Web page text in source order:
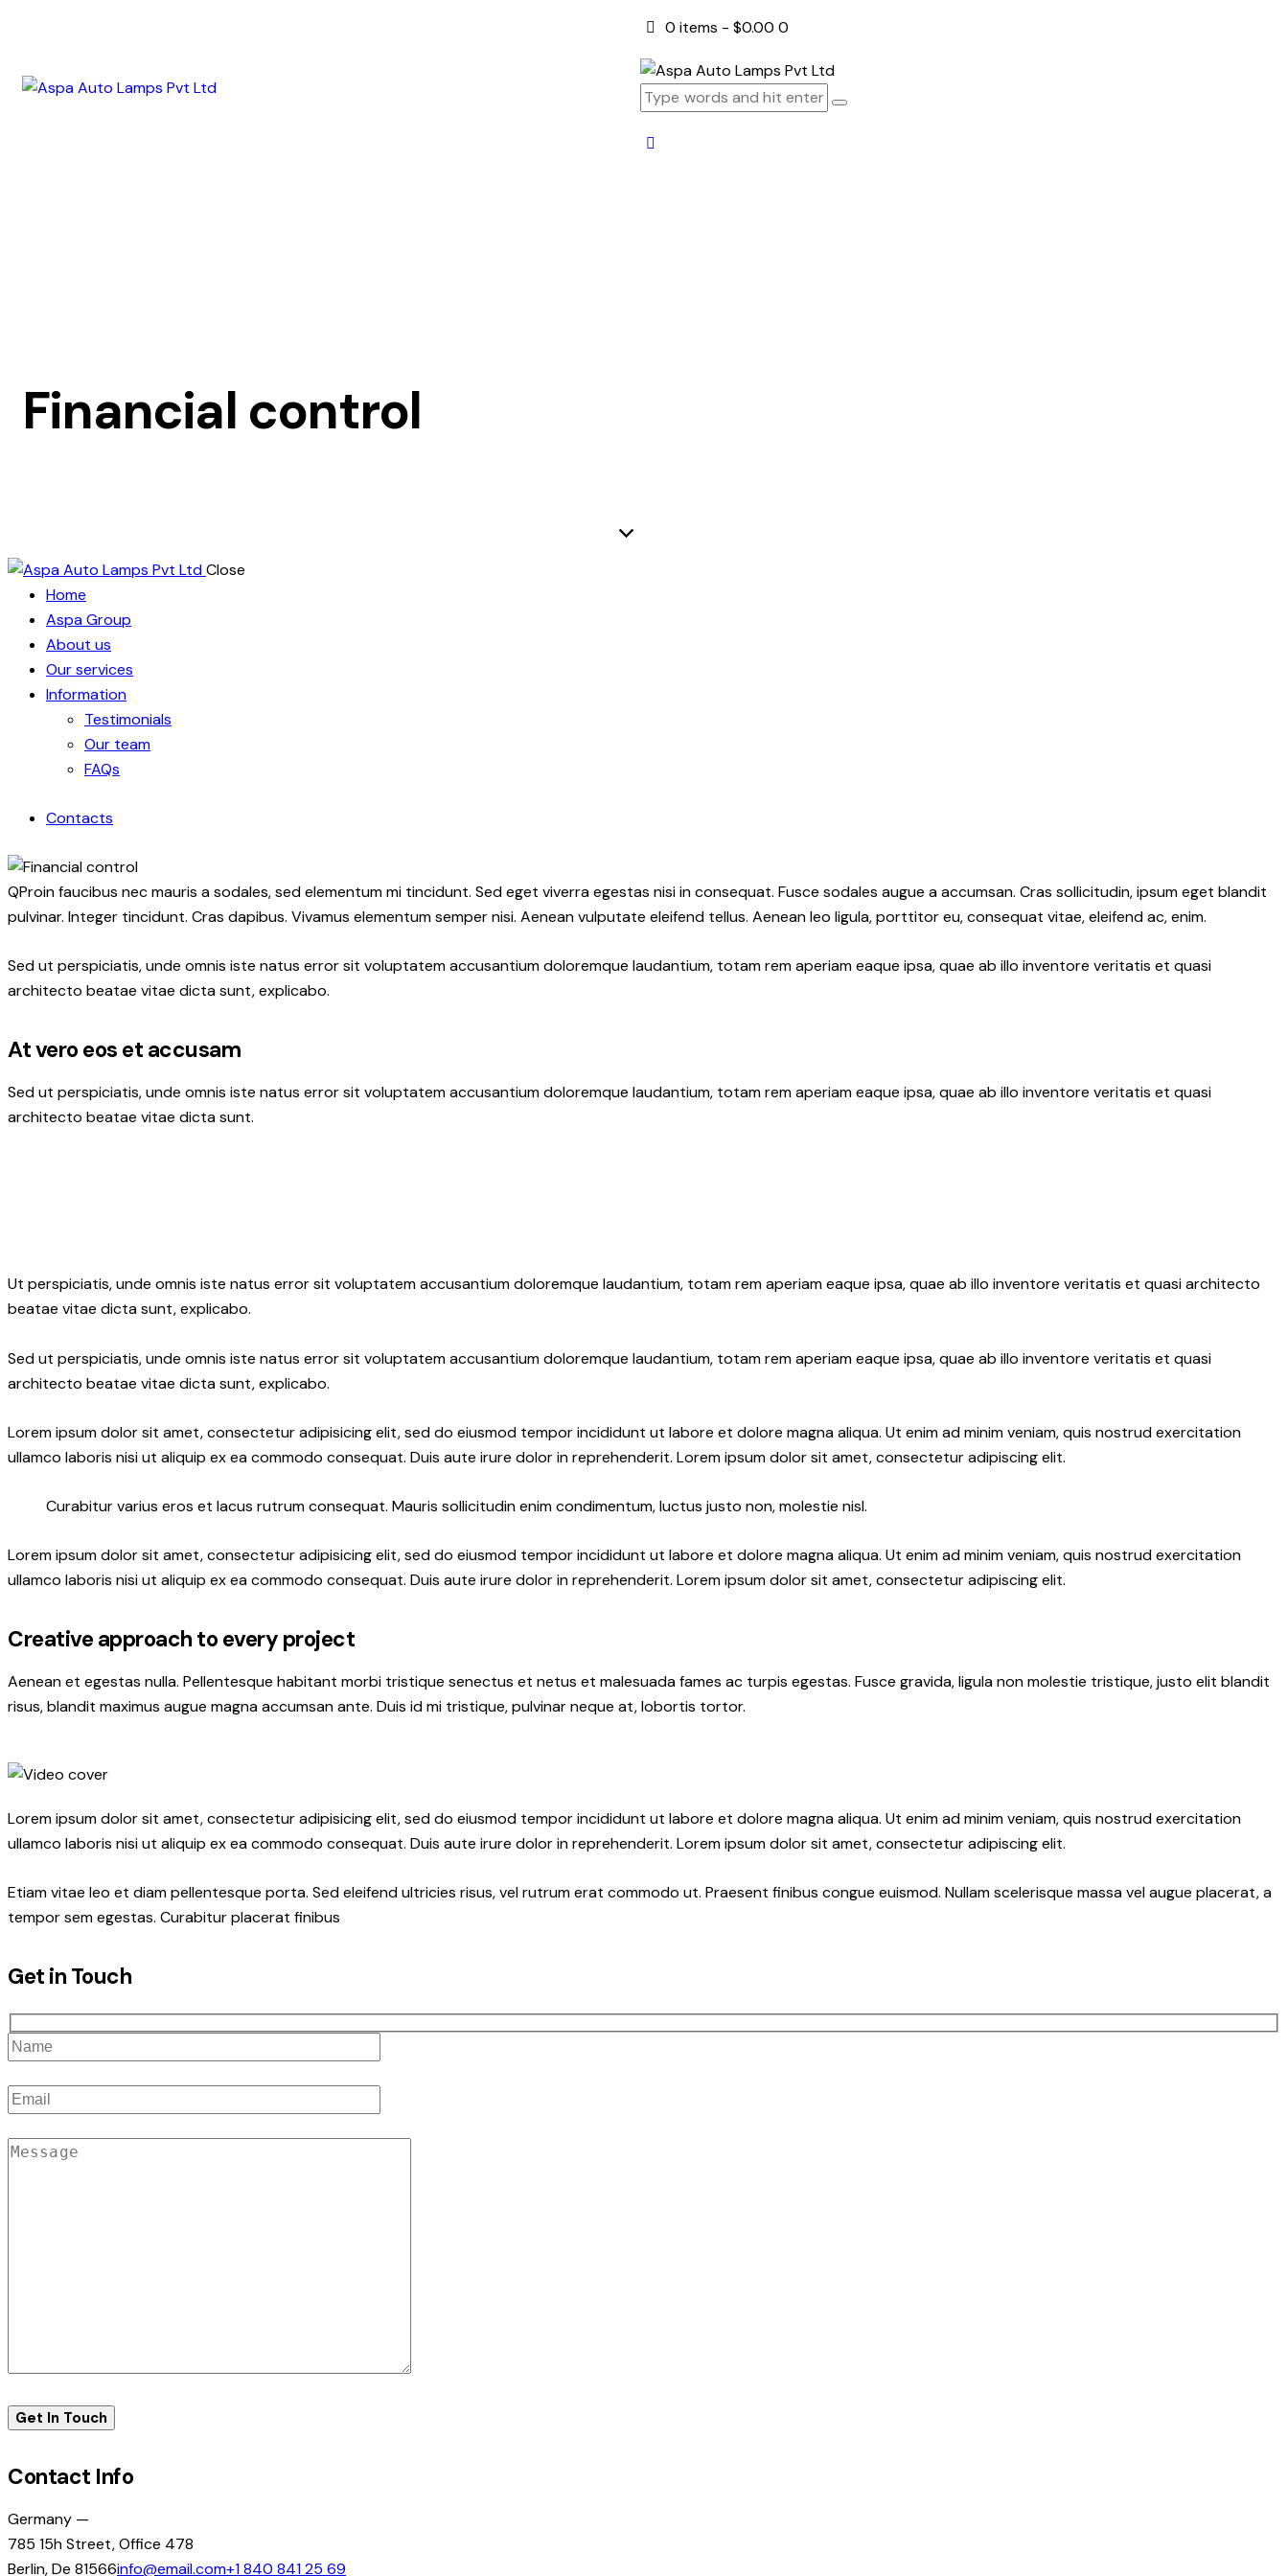
0 items - $0.00 0
Financial control
Close
Home
Aspa Group
About us
Our services
Information
Testimonials
Our team
FAQs
Contacts
QProin faucibus nec mauris a sodales, sed elementum mi tincidunt. Sed eget viverra egestas nisi in consequat. Fusce sodales augue a accumsan. Cras sollicitudin, ipsum eget blandit
pulvinar. Integer tincidunt. Cras dapibus. Vivamus elementum semper nisi. Aenean vulputate eleifend tellus. Aenean leo ligula, porttitor eu, consequat vitae, eleifend ac, enim.
Sed ut perspiciatis, unde omnis iste natus error sit voluptatem accusantium doloremque laudantium, totam rem aperiam eaque ipsa, quae ab illo inventore veritatis et quasi
architecto beatae vitae dicta sunt, explicabo.
At vero eos et accusam
Sed ut perspiciatis, unde omnis iste natus error sit voluptatem accusantium doloremque laudantium, totam rem aperiam eaque ipsa, quae ab illo inventore veritatis et quasi
architecto beatae vitae dicta sunt.
Ut perspiciatis, unde omnis iste natus error sit voluptatem accusantium doloremque laudantium, totam rem aperiam eaque ipsa, quae ab illo inventore veritatis et quasi architecto
beatae vitae dicta sunt, explicabo.
Sed ut perspiciatis, unde omnis iste natus error sit voluptatem accusantium doloremque laudantium, totam rem aperiam eaque ipsa, quae ab illo inventore veritatis et quasi
architecto beatae vitae dicta sunt, explicabo.
Lorem ipsum dolor sit amet, consectetur adipisicing elit, sed do eiusmod tempor incididunt ut labore et dolore magna aliqua. Ut enim ad minim veniam, quis nostrud exercitation
ullamco laboris nisi ut aliquip ex ea commodo consequat. Duis aute irure dolor in reprehenderit. Lorem ipsum dolor sit amet, consectetur adipiscing elit.
Curabitur varius eros et lacus rutrum consequat. Mauris sollicitudin enim condimentum, luctus justo non, molestie nisl.
Lorem ipsum dolor sit amet, consectetur adipisicing elit, sed do eiusmod tempor incididunt ut labore et dolore magna aliqua. Ut enim ad minim veniam, quis nostrud exercitation
ullamco laboris nisi ut aliquip ex ea commodo consequat. Duis aute irure dolor in reprehenderit. Lorem ipsum dolor sit amet, consectetur adipiscing elit.
Creative approach to every project
Aenean et egestas nulla. Pellentesque habitant morbi tristique senectus et netus et malesuada fames ac turpis egestas. Fusce gravida, ligula non molestie tristique, justo elit blandit
risus, blandit maximus augue magna accumsan ante. Duis id mi tristique, pulvinar neque at, lobortis tortor.
Lorem ipsum dolor sit amet, consectetur adipisicing elit, sed do eiusmod tempor incididunt ut labore et dolore magna aliqua. Ut enim ad minim veniam, quis nostrud exercitation
ullamco laboris nisi ut aliquip ex ea commodo consequat. Duis aute irure dolor in reprehenderit. Lorem ipsum dolor sit amet, consectetur adipiscing elit.
Etiam vitae leo et diam pellentesque porta. Sed eleifend ultricies risus, vel rutrum erat commodo ut. Praesent finibus congue euismod. Nullam scelerisque massa vel augue placerat, a
tempor sem egestas. Curabitur placerat finibus
Get in Touch
Contact Info
Germany —
785 15h Street, Office 478
Berlin, De 81566info@email.com+1 840 841 25 69